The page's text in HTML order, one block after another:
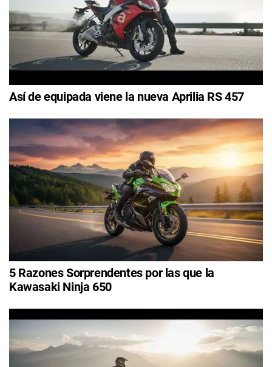
Así de equipada viene la nueva Aprilia RS 457
5 Razones Sorprendentes por las que la
Kawasaki Ninja 650